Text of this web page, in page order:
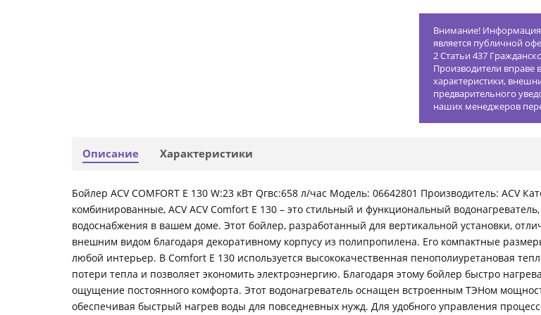
Внимание! Информация
является публичной
2 Статьи 437
Производители вправе
характеристики,
предварительного
наших менеджеров
Описание Характеристики
Бойлер ACV COMFORT E 130 W:23 кВт Qгвс:658 л/час Модель: 06642801 Производитель: ACV
комбинированные, ACV ACV Comfort E 130 – это стильный и функциональный
водоснабжения в вашем доме. Этот бойлер, разработанный для вертикальной установки,
внешним видом благодаря декоративному корпусу из полипропилена. Его компактные
любой интерьер. В Comfort E 130 используется высококачественная пенополиуретановая
потери тепла и позволяет экономить электроэнергию. Благодаря этому бойлер быстро
ощущение постоянного комфорта. Этот водонагреватель оснащен встроенным ТЭНом
обеспечивая быстрый нагрев воды для повседневных нужд. Для удобного управления